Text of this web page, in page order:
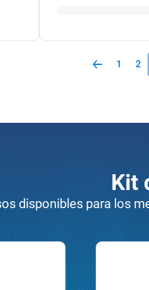
1 2
Kit
disponibles para los